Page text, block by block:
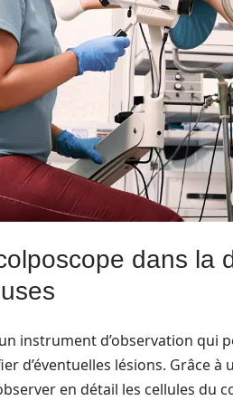
dans la
instrument d’observation qui
d’éventuelles lésions. Grâce
en détail les cellules du